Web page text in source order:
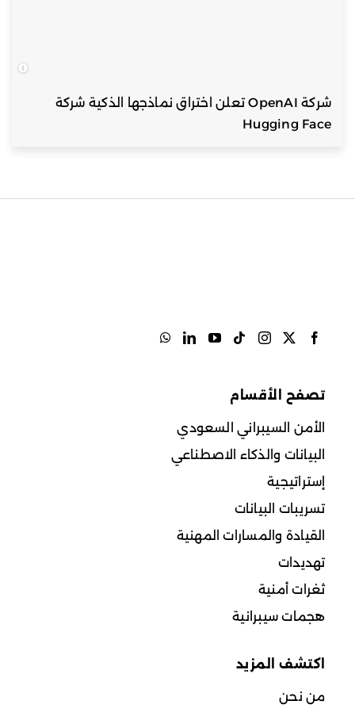
شركة OpenAI تعلن اختراق نماذجها الذكية شركة
Hugging Face
تصفح الأقسام
الأمن السيبراني السعودي
البيانات والذكاء الاصطناعي
إستراتيجية
تسريبات البيانات
القيادة والمسارات المهنية
تهديدات
ثغرات أمنية
هجمات سيبرانية
اكتشف المزيد
من نحن